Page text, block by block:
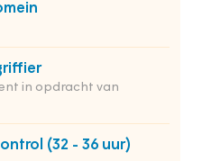
in opdracht van
(32 - 36 uur)